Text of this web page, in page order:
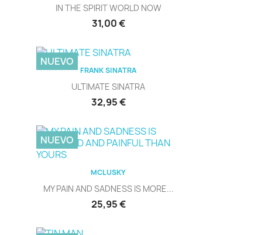
IN THE SPIRIT WORLD NOW
Precio
31,00 €
Vista rápida
FRANK SINATRA
ULTIMATE SINATRA
Precio
32,95 €
NUEVO
Vista rápida
MCLUSKY
MY PAIN AND SADNESS IS MORE...
Precio
25,95 €
NUEVO